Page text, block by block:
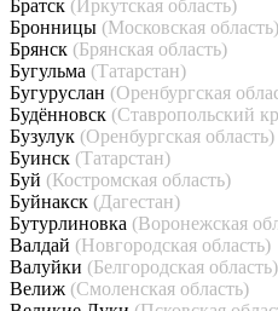
Братск (Иркутская область)
Бронницы (Московская область)
Брянск (Брянская область)
Бугульма (Татарстан)
Бугуруслан (Оренбургская
Будённовск (Ставропольский
Бузулук (Оренбургская область)
Буинск (Татарстан)
Буй (Костромская область)
Буйнакск (Дагестан)
Бутурлиновка (Воронежская
Валдай (Новгородская область)
Валуйки (Белгородская область)
Велиж (Смоленская область)